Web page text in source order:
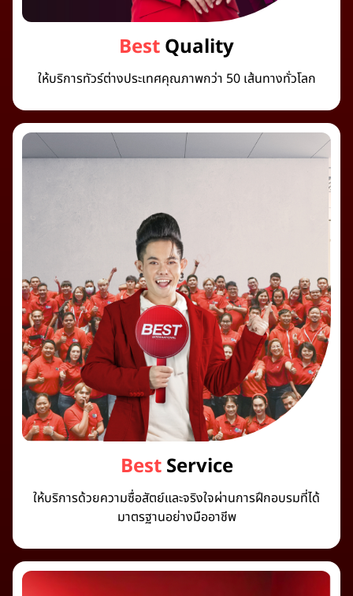
BestQuality
ให้บริการทัวร์ต่างประเทศคุณภาพกว่า 50 เส้นทางทั่วโลก
BestService
ให้บริการด้วยความซื่อสัตย์และจริงใจผ่านการฝึกอบรมที่ได้
มาตรฐานอย่างมืออาชีพ